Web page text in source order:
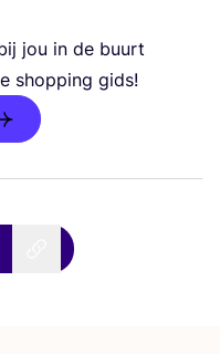
jou in de buurt
shop­ping gids!